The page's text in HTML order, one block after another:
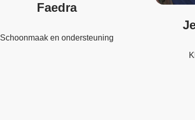
Faedra
Schoonmaak en ondersteuning